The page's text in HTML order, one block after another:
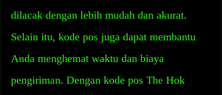
dilacak dengan lebih mudah dan akurat.
Selain itu, kode pos juga dapat membantu
Anda menghemat waktu dan biaya
pengiriman. Dengan kode pos The Hok